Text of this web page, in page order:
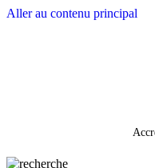
Aller au contenu principal